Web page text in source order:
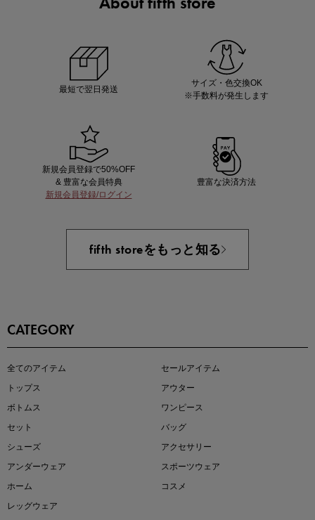
即戦力アイテム続々対象
最短で翌日発送
サイズ・色交換OK
※手数料が発生します
新規会員登録で50%OFF
& 豊富な会員特典
新規会員登録/ログイン
豊富な決済方法
fifth storeをもっと知る
CATEGORY
全てのアイテム
セールアイテム
トップス
アウター
ボトムス
ワンピース
セット
バッグ
シューズ
アクセサリー
アンダーウェア
スポーツウェア
ホーム
コスメ
レッグウェア